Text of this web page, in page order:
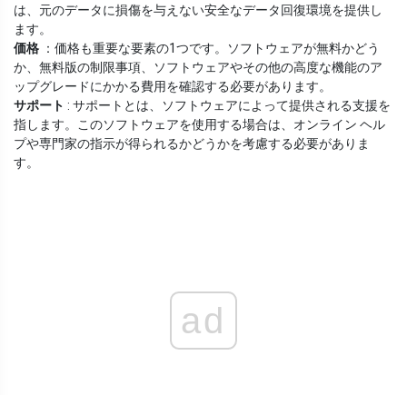
は、元のデータに損傷を与えない安全なデータ回復環境を提供し
ます。
価格 ：価格も重要な要素の1つです。ソフトウェアが無料かどう
か、無料版の制限事項、ソフトウェアやその他の高度な機能のア
ップグレードにかかる費用を確認する必要があります。
サポート : サポートとは、ソフトウェアによって提供される支援を
指します。このソフトウェアを使用する場合は、オンライン ヘル
プや専門家の指示が得られるかどうかを考慮する必要がありま
す。
ad